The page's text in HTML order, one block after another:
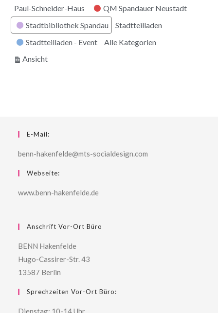
Paul-Schneider-Haus
QM Spandauer Neustadt
Stadtbibliothek Spandau
Stadtteilladen
Stadtteilladen - Event
Alle Kategorien
Ansichtausdrucken
E-Mail:
benn-hakenfelde@mts-socialdesign.com
Webseite:
www.benn-hakenfelde.de
Anschrift Vor-Ort Büro
BENN Hakenfelde
Hugo-Cassirer-Str. 43
13587 Berlin
Sprechzeiten Vor-Ort Büro:
Dienstag: 10-14 Uhr